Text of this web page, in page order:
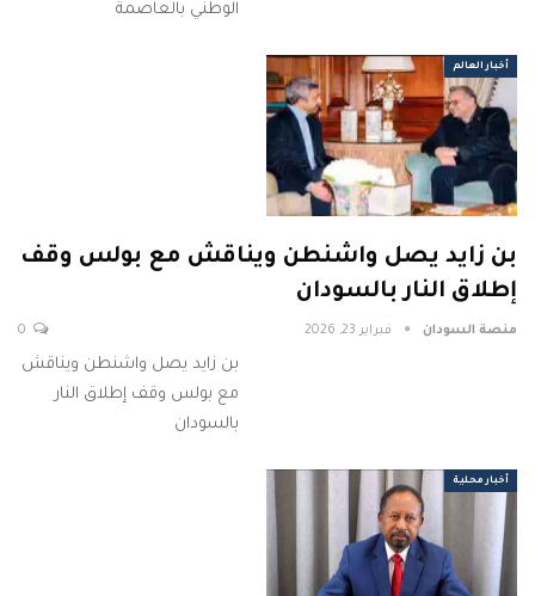
الوطني بالعاصمة
أخبار العالم
بن زايد يصل واشنطن ويناقش مع بولس وقف
إطلاق النار بالسودان
منصة السودان فبراير 23, 2026
بن زايد يصل واشنطن ويناقش
مع بولس وقف إطلاق النار
بالسودان
أخبار محلية